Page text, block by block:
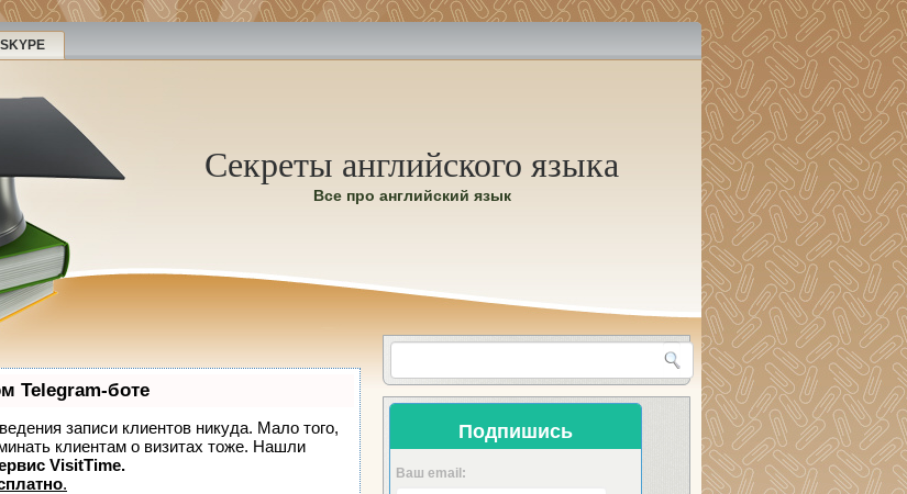
Секреты английского языка
Все про английский язык
Telegram-боте
записи клиентов никуда. Мало того,
клиентам о визитах тоже. Нашли
VisitTime.
.
Подпишись
Ваш email: